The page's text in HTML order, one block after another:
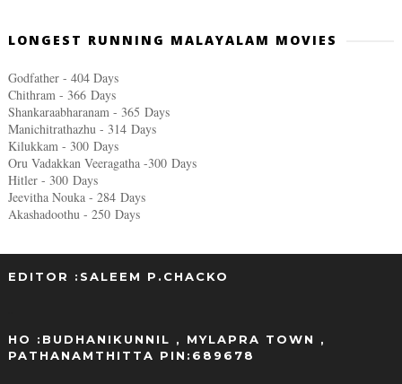
LONGEST RUNNING MALAYALAM MOVIES
Godfather - 404 Days
Chithram - 366 Days
Shankaraabharanam - 365 Days
Manichitrathazhu - 314 Days
Kilukkam - 300 Days
Oru Vadakkan Veeragatha -300 Days
Hitler - 300 Days
Jeevitha Nouka - 284 Days
Akashadoothu - 250 Days
EDITOR :SALEEM P.CHACKO
HO :BUDHANIKUNNIL , MYLAPRA TOWN ,
PATHANAMTHITTA PIN:689678